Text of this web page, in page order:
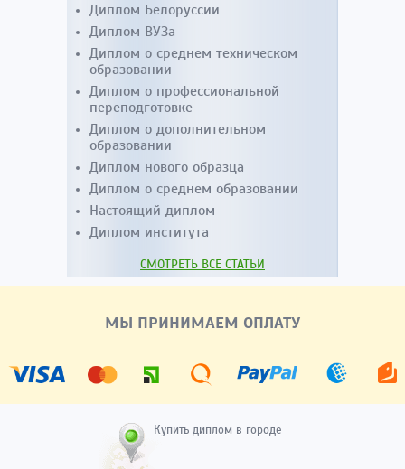
Диплом Белоруссии
Диплом ВУЗа
Диплом о среднем техническом
образовании
Диплом о профессиональной
переподготовке
Диплом о дополнительном
образовании
Диплом нового образца
Диплом о среднем образовании
Настоящий диплом
Диплом института
СМОТРЕТЬ ВСЕ СТАТЬИ
МЫ ПРИНИМАЕМ ОПЛАТУ
Купить диплом в городе